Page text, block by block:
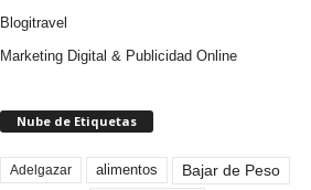
Blogitravel
Marketing Digital & Publicidad Online
Nube de Etiquetas
Adelgazar alimentos Bajar de Peso